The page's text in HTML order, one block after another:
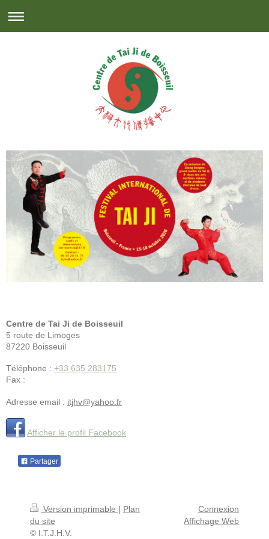
Centre de Tai Ji de Boisseuil
5 route de Limoges
87220 Boisseuil
Téléphone : +33 635 283175
Fax :
Adresse email : itjhv@yahoo.fr
Afficher le profil Facebook
Partager
Version imprimable | Plan
du site
© I.T.J.H.V.
Connexion
Affichage Web